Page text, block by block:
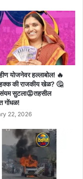
योजनेवर हल्लाबोल! 🔥
हक्क की राजकीय खेळ? 🤔
संयम सुटला😡तहसील
गोंधळ!
22, 2026